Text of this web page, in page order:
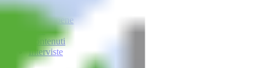
Vivere bene
Arte
Contenuti
Interviste